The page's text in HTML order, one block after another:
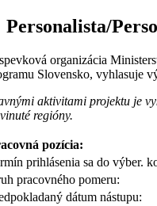
Personalista/
organizácia
Slovensko, vyhlasuje
aktivitami projektu je
regióny.
pozícia:
prihlásenia sa do výber.
pracovného pomeru:
dátum nástupu: